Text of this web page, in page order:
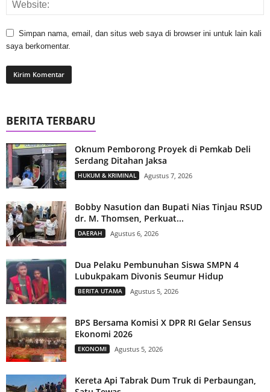
Simpan nama, email, dan situs web saya di browser ini untuk lain kali
saya berkomentar.
BERITA TERBARU
Oknum Pemborong Proyek di Pemkab Deli
Serdang Ditahan Jaksa
HUKUM & KRIMINAL Agustus 7, 2026
Bobby Nasution dan Bupati Nias Tinjau RSUD
dr. M. Thomsen, Perkuat...
DAERAH Agustus 6, 2026
Dua Pelaku Pembunuhan Siswa SMPN 4
Lubukpakam Divonis Seumur Hidup
BERITA UTAMA Agustus 5, 2026
BPS Bersama Komisi X DPR RI Gelar Sensus
Ekonomi 2026
EKONOMI Agustus 5, 2026
Kereta Api Tabrak Dum Truk di Perbaungan,